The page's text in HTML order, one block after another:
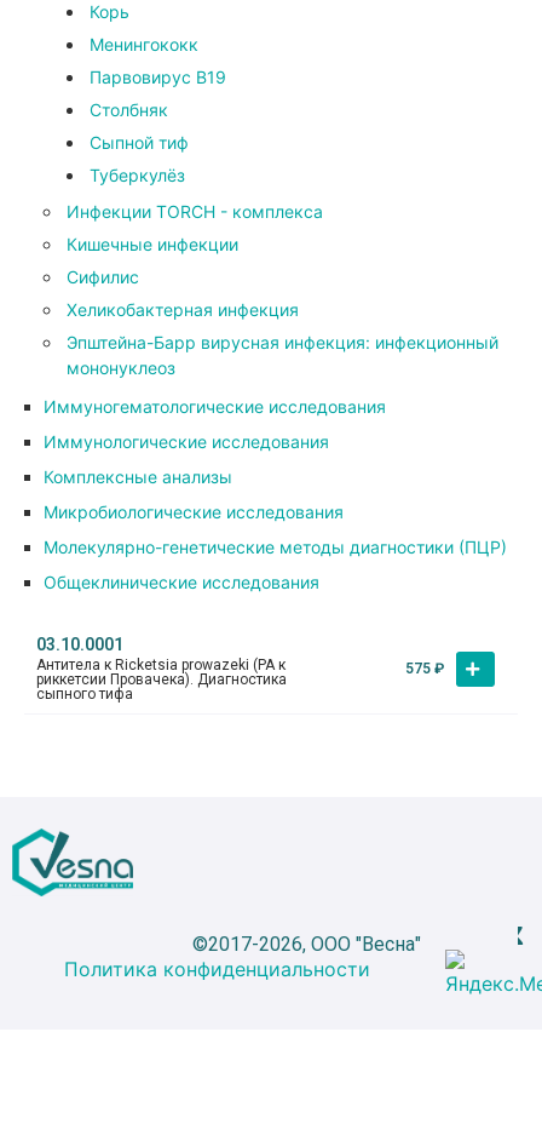
Корь
Менингококк
Парвовирус В19
Столбняк
Сыпной тиф
Туберкулёз
Инфекции TORCH - комплекса
Кишечные инфекции
Сифилис
Хеликобактерная инфекция
Эпштейна-Барр вирусная инфекция: инфекционный
мононуклеоз
Иммуногематологические исследования
Иммунологические исследования
Комплексные анализы
Микробиологические исследования
Молекулярно-генетические методы диагностики (ПЦР)
Общеклинические исследования
03.10.0001
Антитела к Ricketsia prowazeki (РА к
риккетсии Провачека). Диагностика
сыпного тифа
575 ₽
©2017-2026, ООО "Весна"
Политика конфиденциальности